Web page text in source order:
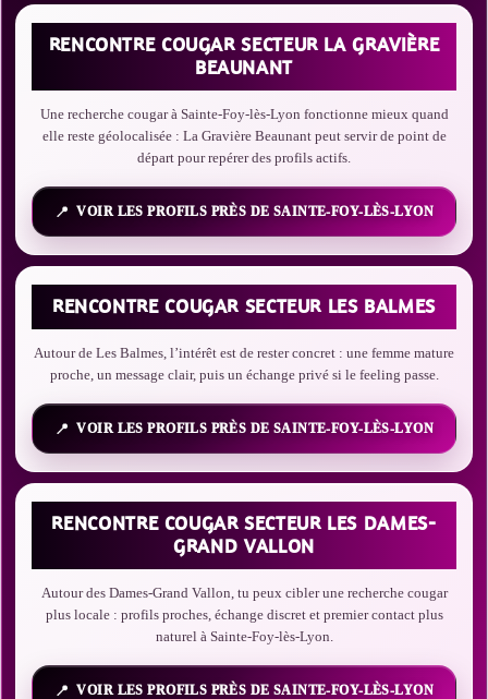
RENCONTRE COUGAR SECTEUR LA GRAVIÈRE
BEAUNANT
Une recherche cougar à Sainte-Foy-lès-Lyon fonctionne mieux quand
elle reste géolocalisée : La Gravière Beaunant peut servir de point de
départ pour repérer des profils actifs.
VOIR LES PROFILS PRÈS DE SAINTE-FOY-LÈS-LYON
RENCONTRE COUGAR SECTEUR LES BALMES
Autour de Les Balmes, l’intérêt est de rester concret : une femme mature
proche, un message clair, puis un échange privé si le feeling passe.
VOIR LES PROFILS PRÈS DE SAINTE-FOY-LÈS-LYON
RENCONTRE COUGAR SECTEUR LES DAMES-
GRAND VALLON
Autour des Dames-Grand Vallon, tu peux cibler une recherche cougar
plus locale : profils proches, échange discret et premier contact plus
naturel à Sainte-Foy-lès-Lyon.
VOIR LES PROFILS PRÈS DE SAINTE-FOY-LÈS-LYON